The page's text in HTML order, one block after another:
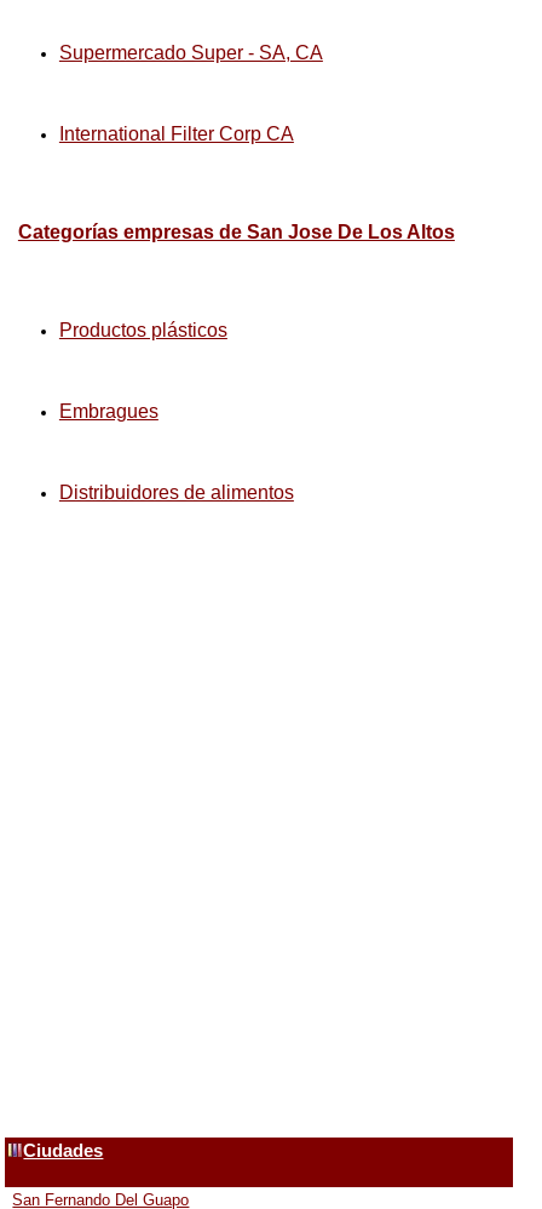
Supermercado Super - SA, CA
International Filter Corp CA
Categorías empresas de San Jose De Los Altos
Productos plásticos
Embragues
Distribuidores de alimentos
Ciudades
San Fernando Del Guapo